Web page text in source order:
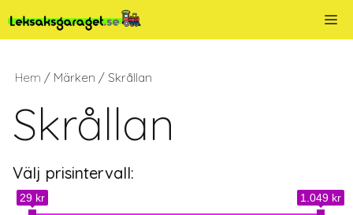
Hoppa
till
Hem / Märken / Skrållan
Skrållan
Välj prisintervall:
29 kr 1.049 kr